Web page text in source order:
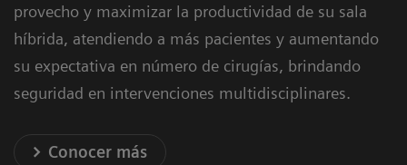
provecho y maximizar la productividad de su sala
híbrida, atendiendo a más pacientes y aumentando
su expectativa en número de cirugías, brindando
seguridad en intervenciones multidisciplinares.
Conocer más